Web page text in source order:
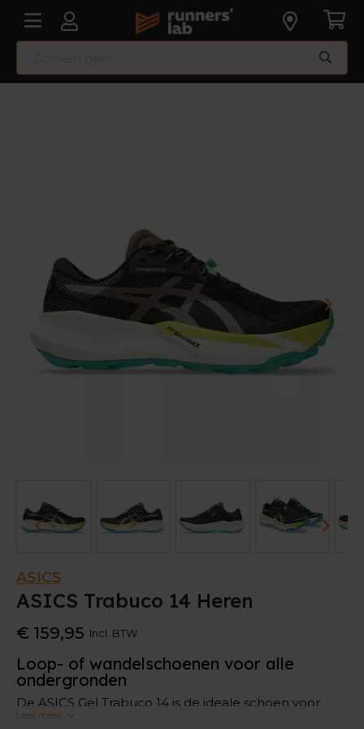
ASICS
ASICS Trabuco 14 Heren
€ 159,95 Incl. BTW
Loop- of wandelschoenen voor alle
ondergronden
De ASICS Gel Trabuco 14 is de ideale schoen voor
oneffen paden. De ASICSGRIP-technologie in de
Lees meer